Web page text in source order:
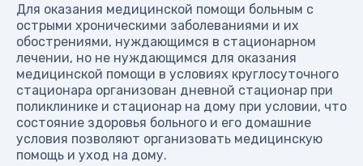
Для оказания медицинской помощи больным с
острыми хроническими заболеваниями и их
обострениями, нуждающимся в стационарном
лечении, но не нуждающимся для оказания
медицинской помощи в условиях круглосуточного
стационара организован дневной стационар при
поликлинике и стационар на дому при условии, что
состояние здоровья больного и его домашние
условия позволяют организовать медицинскую
помощь и уход на дому.